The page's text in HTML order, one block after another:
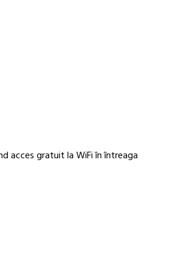
acces gratuit la WiFi în întreaga